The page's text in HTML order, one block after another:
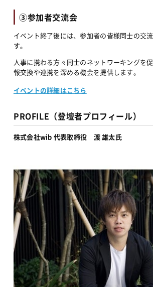
③参加者交流会
イベント終了後には、参加者の皆様同士の交
す。
人事に携わる方々同士のネットワーキングを
報交換や連携を深める機会を提供します。
イベントの詳細はこちら
PROFILE（登壇者プロフィール）
株式会社wib 代表取締役　渡 雄太氏